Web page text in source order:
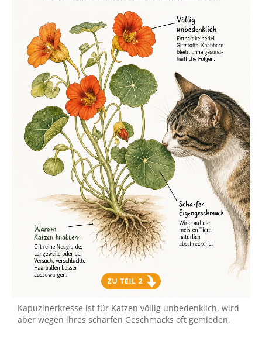
Kapuzinerkresse ist für Katzen völlig unbedenklich, wird
aber wegen ihres scharfen Geschmacks oft gemieden.